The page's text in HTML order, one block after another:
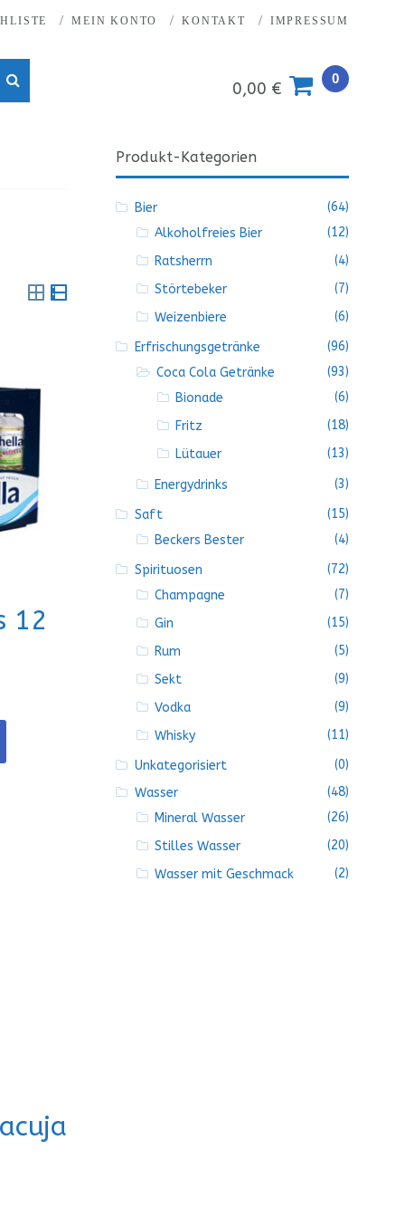
MEIN KONTO KONTAKT IMPRESSUM
0,00 €
0
Rasteransicht
Listenansicht
12
Produkt-Kategorien
Bier
(64)
Alkoholfreies Bier
(12)
Ratsherrn
(4)
Störtebeker
(7)
Weizenbiere
(6)
Erfrischungsgetränke
(96)
Coca Cola Getränke
(93)
Bionade
(6)
Fritz
(18)
Lütauer
(13)
Energydrinks
(3)
Saft
(15)
Beckers Bester
(4)
Spirituosen
(72)
Champagne
(7)
Gin
(15)
Rum
(5)
Sekt
(9)
Vodka
(9)
Whisky
(11)
Unkategorisiert
(0)
Wasser
(48)
Mineral Wasser
(26)
Stilles Wasser
(20)
Wasser mit Geschmack
(2)